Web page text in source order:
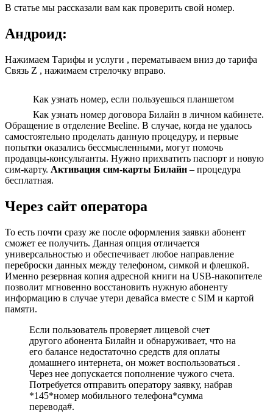
В статье мы рассказали вам как проверить свой номер.
Андроид:
Нажимаем Тарифы и услуги , перематываем вниз до тарифа
Связь Z , нажимаем стрелочку вправо.
Как узнать номер, если пользуешься планшетом
Как узнать номер договора Билайн в личном кабинете.
Обращение в отделение Beeline. В случае, когда не удалось
самостоятельно проделать данную процедуру, и первые
попытки оказались бессмысленными, могут помочь
продавцы-консультанты. Нужно прихватить паспорт и новую
сим-карту. Активация сим-карты Билайн – процедура
бесплатная.
Через сайт оператора
То есть почти сразу же после оформления заявки абонент
сможет ее получить. Данная опция отличается
универсальностью и обеспечивает любое направление
переброски данных между телефоном, симкой и флешкой.
Именно резервная копия адресной книги на USB-накопителе
позволит мгновенно восстановить нужную абоненту
информацию в случае утери девайса вместе с SIM и картой
памяти.
Если пользователь проверяет лицевой счет
другого абонента Билайн и обнаруживает, что на
его балансе недостаточно средств для оплаты
домашнего интернета, он может воспользоваться .
Через нее допускается пополнение чужого счета.
Потребуется отправить оператору заявку, набрав
*145*номер мобильного телефона*сумма
перевода#.